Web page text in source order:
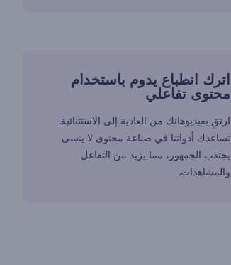
اترك انطباع يدوم باستخدام
محتوى تفاعلي
ارتقِ بفيديوهاتك من العادية إلى الاستثنائية.
تساعدك أدواتنا في صناعة محتوى لا ينسى
يجتذب الجمهور، مما يزيد من التفاعل
والمشاهدات.